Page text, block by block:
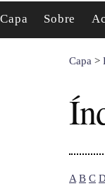
Capa Sobre
Capa >
A B C